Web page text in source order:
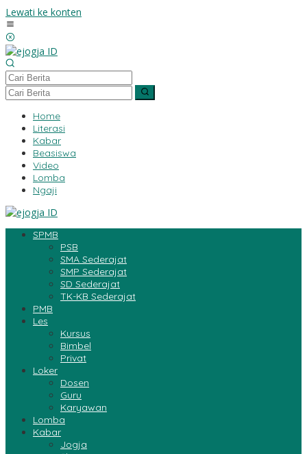
Lewati ke konten
Home
Literasi
Kabar
Beasiswa
Video
Lomba
Ngaji
SPMB
PSB
SMA Sederajat
SMP Sederajat
SD Sederajat
TK-KB Sederajat
PMB
Les
Kursus
Bimbel
Privat
Loker
Dosen
Guru
Karyawan
Lomba
Kabar
Jogja